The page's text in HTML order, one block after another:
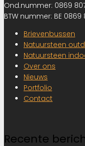
Ond.nummer: 0869
BTW nummer: BE 0869
Brievenbussen
Natuursteen
Natuursteen
Over ons
Nieuws
Portfolio
Contact
Recente